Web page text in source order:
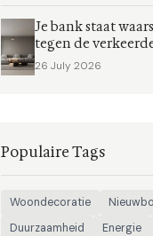
Je bank staat
tegen de
26 July 2026
Populaire Tags
Woondecoratie
Duurzaamheid
Energie